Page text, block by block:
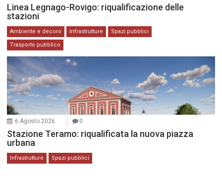
Linea Legnago-Rovigo: riqualificazione delle
stazioni
Ambiente e decoro Infrastrutture Spazi pubblici
Trasporto pubblico
6 Agosto 2026 0
Stazione Teramo: riqualificata la nuova piazza
urbana
Infrastrutture Spazi pubblici